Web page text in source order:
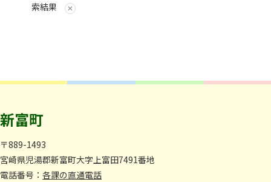
索結果
新富町
〒889-1493
宮崎県児湯郡新富町大字上富田7491番地
電話番号： 各課の直通電話